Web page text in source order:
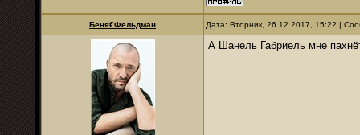
Беня€Фельдман Дата: Вторник, 26.12.2017, 15:22 |
А Шанель Габриель мне